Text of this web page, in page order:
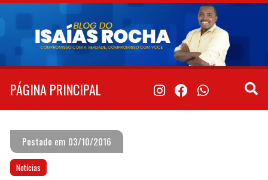
Pular
conteúdo
PÁGINA PRINCIPAL
Postado em 03/10/2016
Notícias